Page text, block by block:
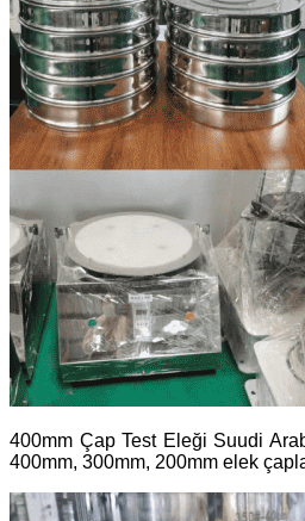
400mm Çap Test Eleği Suudi
400mm, 300mm, 200mm elek